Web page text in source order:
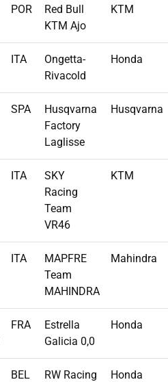
POR
Red Bull
KTM Ajo
KTM
ITA
Ongetta-
Rivacold
Honda
SPA
Husqvarna
Factory
Laglisse
Husqvarna
ITA
SKY
Racing
Team
VR46
KTM
ITA
MAPFRE
Team
MAHINDRA
Mahindra
FRA
Estrella
Galicia 0,0
Honda
BEL
RW Racing
Honda